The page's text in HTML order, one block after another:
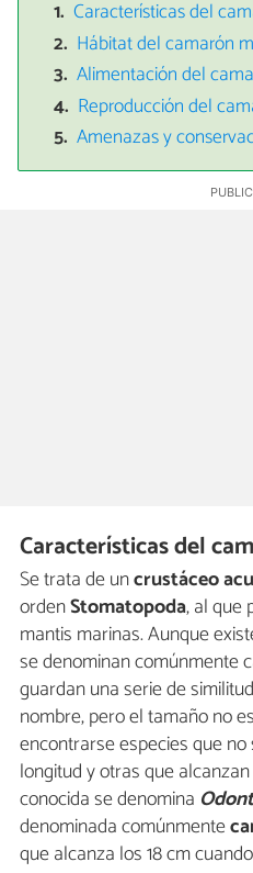
Características del
Hábitat del camarón
Alimentación del
Reproducción del
Amenazas y
Características del
Se trata de uncrustáceo
ordenStomatopoda, al que
mantis marinas. Aunque
se denominan comúnmente
guardan una serie de
nombre, pero el tamaño no
encontrarse especies que
longitud y otras que
conocida se denomina
denominada comúnmente
que alcanza los 18 cm